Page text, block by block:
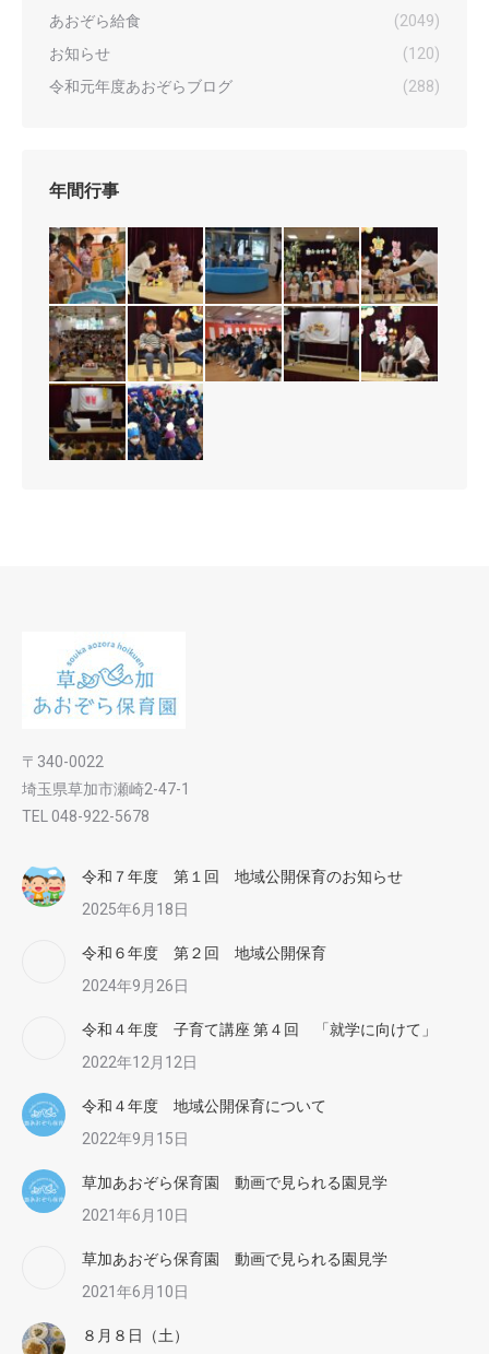
あおぞら給食
(2049)
お知らせ
(120)
令和元年度あおぞらブログ
(288)
年間行事
〒340-0022
埼玉県草加市瀬崎2-47-1
TEL 048-922-5678
令和７年度 第１回 地域公開保育のお知らせ
2025年6月18日
令和６年度 第２回 地域公開保育
2024年9月26日
令和４年度 子育て講座 第４回 「就学に向けて」
2022年12月12日
令和４年度 地域公開保育について
2022年9月15日
草加あおぞら保育園 動画で見られる園見学
2021年6月10日
草加あおぞら保育園 動画で見られる園見学
2021年6月10日
８月８日（土）